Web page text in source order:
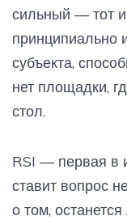
сильный — тот
принципиально
субъекта,
нет площадки,
стол.
RSI — первая в
ставит вопрос
о том,